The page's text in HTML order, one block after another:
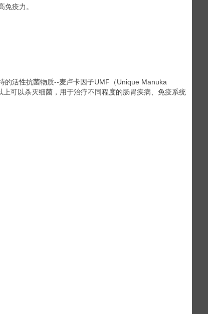
疫力。
的活性抗菌物质--麦卢卡因子UMF（Unique Manuka
可以杀灭细菌，用于治疗不同程度的肠胃疾病、免疫系统